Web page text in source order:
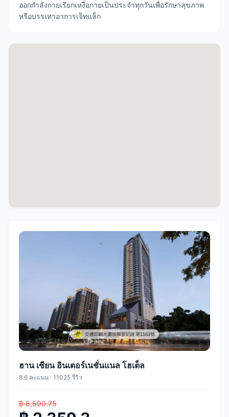
ออกกำลังกายเรียกเหงื่อกายเป็นประจำทุกวันเพื่อรักษาสุขภาพ
หรือบรรเทาอาการเจ็ทแล็ก
ฮาน เซียน อินเตอร์เนชั่นแนล โฮเต็ล
8.6 คะแนน · 11025 รีวิว
฿ 8,590.75